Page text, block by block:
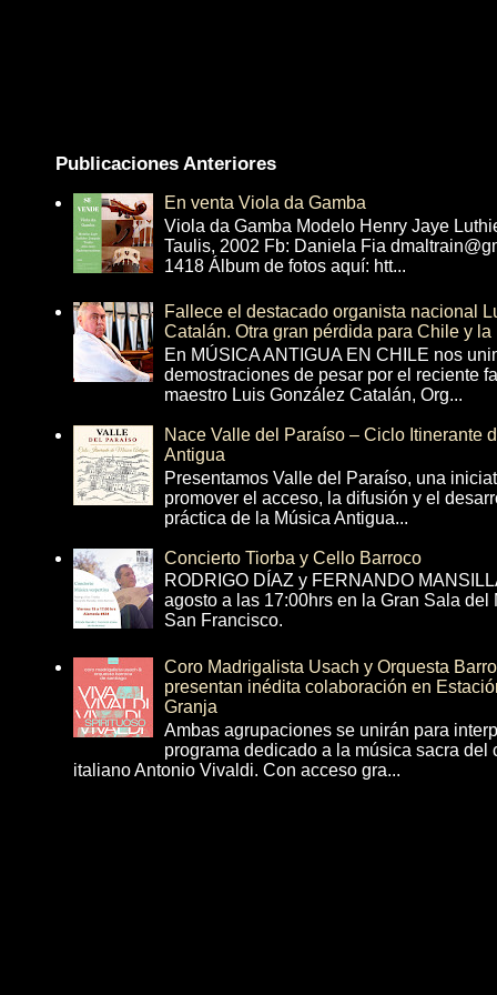
Publicaciones Anteriores
En venta Viola da Gamba
Viola da Gamba Modelo Henry Jaye
Taulis, 2002 Fb: Daniela Fia
1418 Álbum de fotos aquí: htt...
Fallece el destacado organista nacional
Catalán. Otra gran pérdida para Chile y la
En MÚSICA ANTIGUA EN CHILE nos
demostraciones de pesar por el reciente
maestro Luis González Catalán, Org...
Nace Valle del Paraíso – Ciclo Itinerante
Antigua
Presentamos Valle del Paraíso, una
promover el acceso, la difusión y el
práctica de la Música Antigua...
Concierto Tiorba y Cello Barroco
RODRIGO DÍAZ y FERNANDO
agosto a las 17:00hrs en la Gran Sala
San Francisco.
Coro Madrigalista Usach y Orquesta
presentan inédita colaboración en
Granja
Ambas agrupaciones se unirán para
programa dedicado a la música sacra del
italiano Antonio Vivaldi. Con acceso gra...